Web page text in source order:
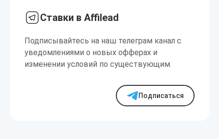
Ставки в Affilead
Подписывайтесь на наш телеграм канал с
уведомлениями о новых офферах и
изменении условий по существующим.
Подписаться